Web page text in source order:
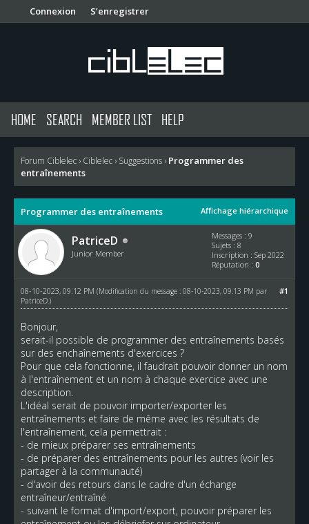
Connexion S’enregistrer
HOME SEARCH MEMBER LIST HELP
Forum Ciblelec› Ciblelec› Suggestions › Programmer des
entraînements
Affichage hiérarchique
Programmer des entraînements
PatriceD
Junior Member
Messages : 9
Sujets : 8
Inscription : Sep 2022
Réputation : 0
#1
08-10-2023, 09:12 PM (Modification du message : 08-10-2023, 09:13 PM par
PatriceD.)
Bonjour,
serait-il possible de programmer des entraînements basés
sur des enchaînements d'exercices ?
Pour que cela fonctionne, il faudrait pouvoir donner un nom
à l'entraînement et un nom à chaque exercice avec une
description.
L'idéal serait de pouvoir importer/exporter les
entraînements et faire de même avec les résultats de
l'entraînement, cela permettrait :
- de mieux préparer ses entraînements
- de préparer des entraînements pour les autres (voir les
partager à la communauté)
- d'avoir des retours dans le cadre d'un échange
entraîneur/entraîné
- suivant le format d'import/export, pouvoir préparer les